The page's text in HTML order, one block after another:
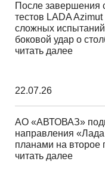
После завершения
тестов LADA
сложных
боковой удар о
читать далее
22.07.26
АО «АВТОВАЗ»
направления
планами на второе
читать далее